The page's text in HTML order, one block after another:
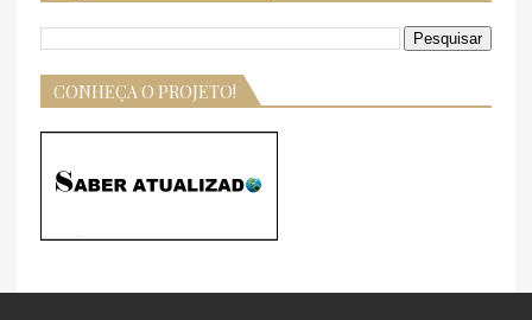
CONHEÇA O PROJETO!